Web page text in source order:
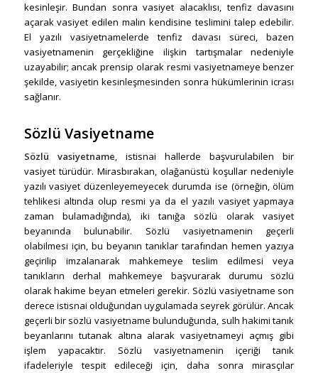
kesinleşir. Bundan sonra vasiyet alacaklısı, tenfiz davasını
açarak vasiyet edilen malın kendisine teslimini talep edebilir.
El yazılı vasiyetnamelerde tenfiz davası süreci, bazen
vasiyetnamenin gerçekliğine ilişkin tartışmalar nedeniyle
uzayabilir; ancak prensip olarak resmi vasiyetnameye benzer
şekilde, vasiyetin kesinleşmesinden sonra hükümlerinin icrası
sağlanır.
Sözlü Vasiyetname
Sözlü vasiyetname, istisnai hallerde başvurulabilen bir
vasiyet türüdür. Mirasbırakan, olağanüstü koşullar nedeniyle
yazılı vasiyet düzenleyemeyecek durumda ise (örneğin, ölüm
tehlikesi altında olup resmi ya da el yazılı vasiyet yapmaya
zaman bulamadığında), iki tanığa sözlü olarak vasiyet
beyanında bulunabilir. Sözlü vasiyetnamenin geçerli
olabilmesi için, bu beyanın tanıklar tarafından hemen yazıya
geçirilip imzalanarak mahkemeye teslim edilmesi veya
tanıkların derhal mahkemeye başvurarak durumu sözlü
olarak hakime beyan etmeleri gerekir. Sözlü vasiyetname son
derece istisnai olduğundan uygulamada seyrek görülür. Ancak
geçerli bir sözlü vasiyetname bulunduğunda, sulh hakimi tanık
beyanlarını tutanak altına alarak vasiyetnameyi açmış gibi
işlem yapacaktır. Sözlü vasiyetnamenin içeriği tanık
ifadeleriyle tespit edileceği için, daha sonra mirasçılar